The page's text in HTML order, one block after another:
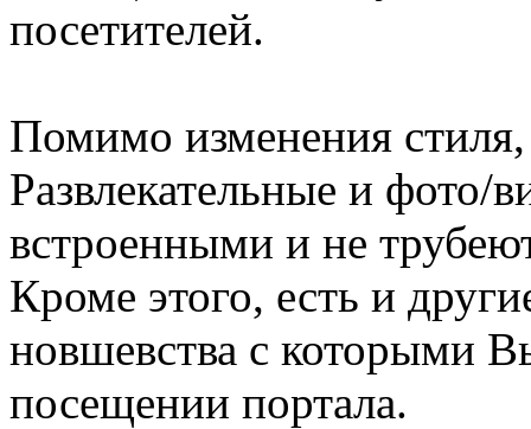
посетителей.
Помимо изменения
Развлекательные и фото/
встроенными и не
Кроме этого, есть и
новшевства с которыми
посещении портала.